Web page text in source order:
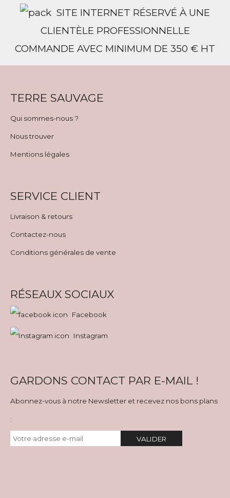
SITE INTERNET RÉSERVÉ À UNE
CLIENTÈLE PROFESSIONNELLE
COMMANDE AVEC MINIMUM DE 350 € HT
TERRE SAUVAGE
Qui sommes-nous ?
Nous trouver
Mentions légales
SERVICE CLIENT
Livraison & retours
Contactez-nous
Conditions générales de vente
RÉSEAUX SOCIAUX
Facebook
Instagram
GARDONS CONTACT PAR E-MAIL !
Abonnez-vous à notre Newsletter et recevez nos bons plans
:
VALIDER